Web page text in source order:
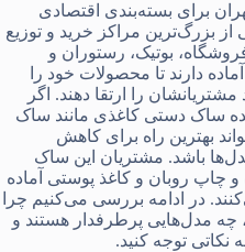
برای بسته‌بندی اقتصادی
از بزرگ‌ترین مراکز خرید و توزیع
بوتیک، رستوران و
دارند تا محصولات خود را
را ارتقا دهند. اگر
ساک دستی کاغذی مانند ساک
بهترین راه برای کاهش
باشد. مشتریان این ساک
و چاپ روبان و کاغذ پوستی آماده
در ادامه بررسی می‌کنیم چرا
مدل‌هایی پرطرفدار هستند و
نکاتی توجه کنید.